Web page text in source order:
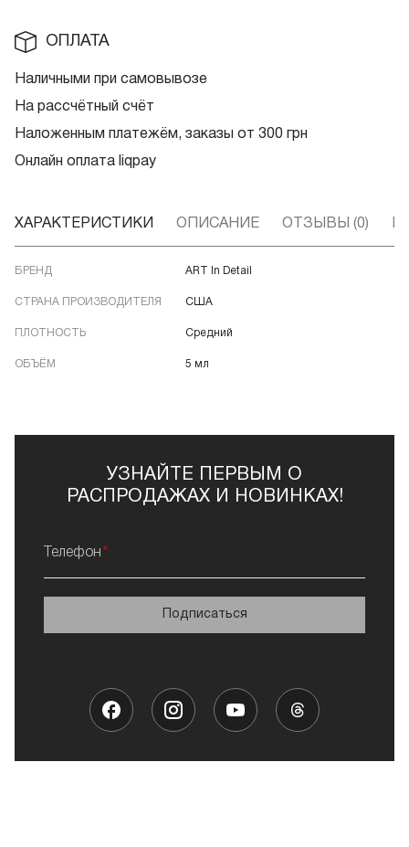
ОПЛАТА
Наличными при самовывозе
На рассчётный счёт
Наложенным платежём, заказы от 300 грн
Онлайн оплата liqpay
ХАРАКТЕРИСТИКИ ОПИСАНИЕ ОТЗЫВЫ (0)
БРЕНД ART In Detail
СТРАНА ПРОИЗВОДИТЕЛЯ США
ПЛОТНОСТЬ Средний
ОБЪЁМ 5 мл
УЗНАЙТЕ ПЕРВЫМ О
РАСПРОДАЖАХ И НОВИНКАХ!
Телефон
Подписаться